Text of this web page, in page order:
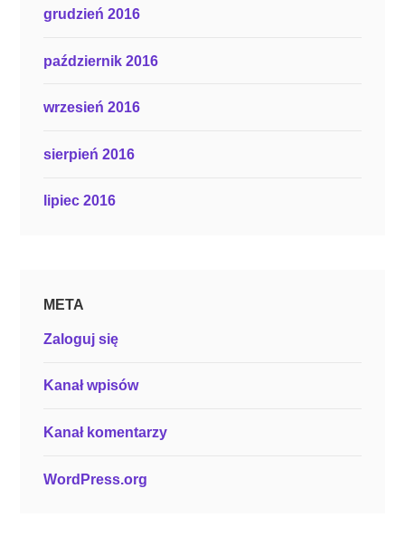
grudzień 2016
październik 2016
wrzesień 2016
sierpień 2016
lipiec 2016
META
Zaloguj się
Kanał wpisów
Kanał komentarzy
WordPress.org